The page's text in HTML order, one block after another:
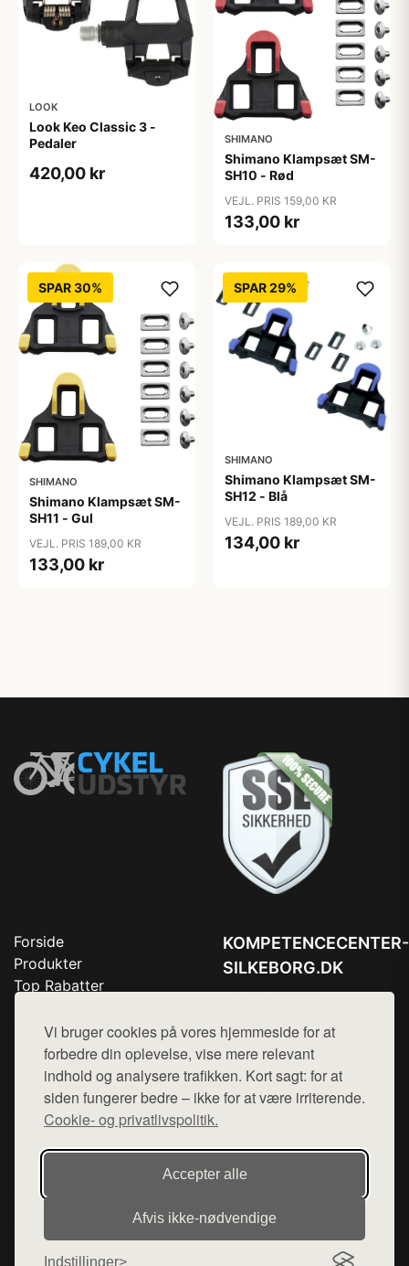
Vi bruger cookies på vores hjemmeside for at
forbedre din oplevelse, vise mere relevant
indhold og analysere trafikken. Kort sagt: for at
siden fungerer bedre – ikke for at være irriterende.
Cookie- og privatlivspolitik.
Accepter alle
Afvis ikke‑nødvendige
Indstillinger
LOOK
Look Keo Classic 3 -
Pedaler
420,00 kr
SHIMANO
Shimano Klampsæt SM-
SH10 - Rød
VEJL. PRIS 159,00 KR
133,00 kr
SPAR 30%
SHIMANO
Shimano Klampsæt SM-
SH11 - Gul
VEJL. PRIS 189,00 KR
133,00 kr
SPAR 29%
SHIMANO
Shimano Klampsæt SM-
SH12 - Blå
VEJL. PRIS 189,00 KR
134,00 kr
Forside
Produkter
Top Rabatter
Kontakt
KOMPETENCECENTER-
SILKEBORG.DK
Mail:hej@want.dk
Cookie- og privatlivspolitik
Denne side er en del af want.dk, der udgiver en række
hjemmesider med præsentation af forskellige produkter fra
diverse webshops. Der sælges ikke varer fra denne side - vi
henviser til de shops, som sælger varen. Vi har heller ikke
varerne på lager.